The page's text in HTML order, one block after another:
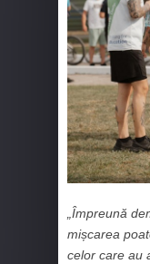
„Împreună
mișcarea
celor care au